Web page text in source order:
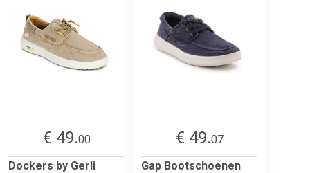
€ 49.00
Dockers by Gerli
€ 49.07
Gap Bootschoenen